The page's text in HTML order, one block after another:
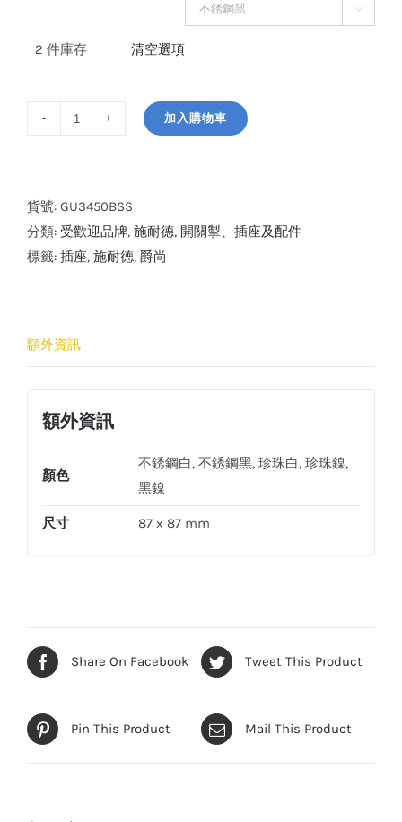

2 件庫存 清空選項
電
氣
爵
位
護
加入購物車
貨號: GU3450BSS
分類: 受歡迎品牌, 施耐德, 開關掣、插座及配件
標籤: 插座, 施耐德, 爵尚
額外資訊
額外資訊
顏色
不銹鋼白, 不銹鋼黑, 珍珠白, 珍珠鎳,
黑鎳
尺寸 87 x 87 mm
Share On Facebook Tweet This Product
Pin This Product Mail This Product